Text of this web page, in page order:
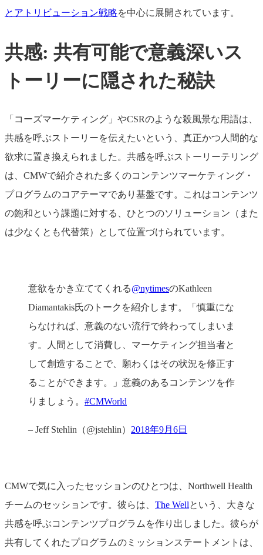
とアトリビューション戦略を中心に展開されています。
共感: 共有可能で意義深いス
トーリーに隠された秘訣
「コーズマーケティング」やCSRのような殺風景な用語は、
共感を呼ぶストーリーを伝えたいという、真正かつ人間的な
欲求に置き換えられました。共感を呼ぶストーリーテリング
は、CMWで紹介された多くのコンテンツマーケティング・
プログラムのコアテーマであり基盤です。これはコンテンツ
の飽和という課題に対する、ひとつのソリューション（また
は少なくとも代替策）として位置づけられています。
意欲をかき立ててくれる@nytimesのKathleen
Diamantakis氏のトークを紹介します。「慎重にな
らなければ、意義のない流行で終わってしまいま
す。人間として消費し、マーケティング担当者と
して創造することで、願わくはその状況を修正す
ることができます。」意義のあるコンテンツを作
りましょう。 #CMWorld
– Jeff Stehlin（@jstehlin） 2018年9月6日
CMWで気に入ったセッションのひとつは、Northwell Health
チームのセッションです。彼らは、 The Wellという、大きな
共感を呼ぶコンテンツプログラムを作り出しました。彼らが
共有してくれたプログラムのミッションステートメントは、